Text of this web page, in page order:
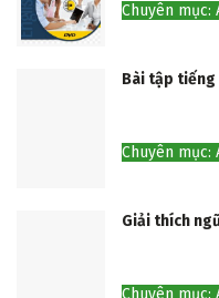
Chuyên mục:
Bài tập tiếng
Chuyên mục:
Giải thích